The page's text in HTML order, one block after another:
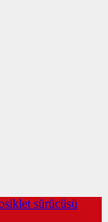
sürücüsü